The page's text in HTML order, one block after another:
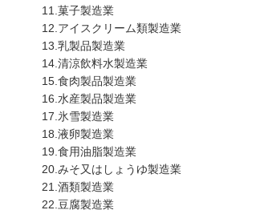
11.菓子製造業
12.アイスクリーム類製造業
13.乳製品製造業
14.清涼飲料水製造業
15.食肉製品製造業
16.水産製品製造業
17.氷雪製造業
18.液卵製造業
19.食用油脂製造業
20.みそ又はしょうゆ製造業
21.酒類製造業
22.豆腐製造業